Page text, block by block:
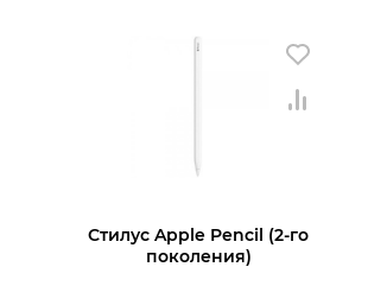
Стилус Apple Pencil (2-го
поколения)